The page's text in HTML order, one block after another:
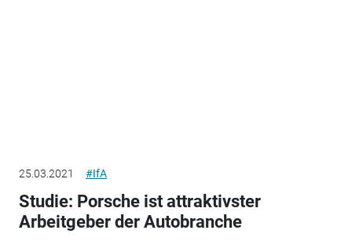
25.03.2021 #IfA
Studie: Porsche ist attraktivster
Arbeitgeber der Autobranche